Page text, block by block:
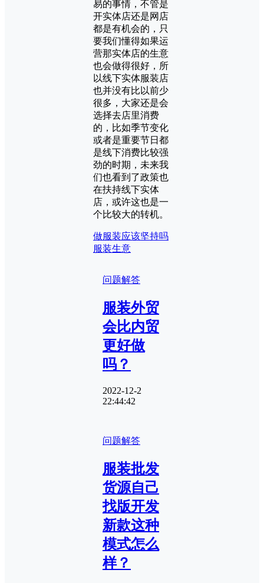
易的事情，不管是
开实体店还是网店
都是有机会的，只
要我们懂得如果运
营那实体店的生意
也会做得很好，所
以线下实体服装店
也并没有比以前少
很多，大家还是会
选择去店里消费
的，比如季节变化
或者是重要节日都
是线下消费比较强
劲的时期，未来我
们也看到了政策也
在扶持线下实体
店，或许这也是一
个比较大的转机。
做服装应该坚持吗
服装生意
问题解答
服装外贸
会比内贸
更好做
吗？
2022-12-2
22:44:42
问题解答
服装批发
货源自己
找版开发
新款这种
模式怎么
样？